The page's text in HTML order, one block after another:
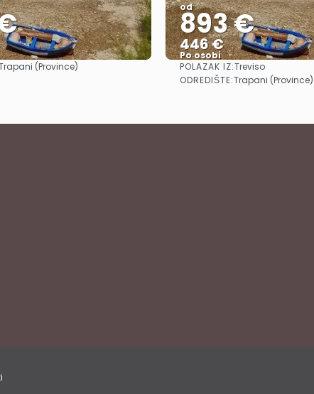
Vidjeti
(Province)
od
893 €
446 €
Po osobi
Vidjeti
POLAZAK IZ:Treviso
ODREDIŠTE:Trapani (Province)